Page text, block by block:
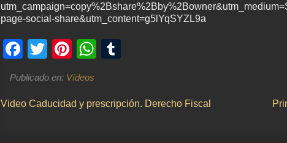
page-social-share&utm_content=g5lYqSYZL9a
Facebook
TwitterPinterest
WhatsApp
Publicado en: Vídeos
Navegación
Video Caducidad y prescripción. Derecho Fiscal